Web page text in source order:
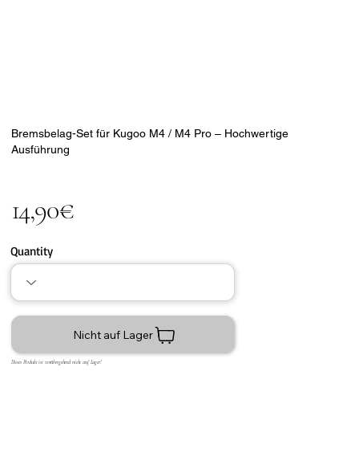
Bremsbelag-Set für Kugoo M4 / M4 Pro – Hochwertige
Ausführung
14,90€
Quantity
Nicht auf Lager
Dieses Produkt ist vorübergehend nicht auf Lager!